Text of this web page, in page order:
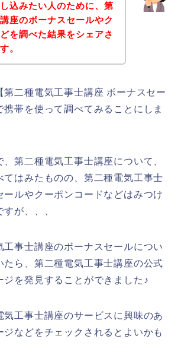
込みたい人のために、第
座のボーナスセールやク
を調べた結果をシェアさ
。
第二種電気工事士講座 ボーナスセー
携帯を使って調べてみることにしま
第二種電気工事士講座について、
てはみたものの、第二種電気工事士
ールやクーポンコードなどはみつけ
が、、、
工事士講座のボーナスセールについ
たら、第二種電気工事士講座の公式
ジを発見することができました♪
気工事士講座のサービスに興味のあ
ジなどをチェックされるとよいかも